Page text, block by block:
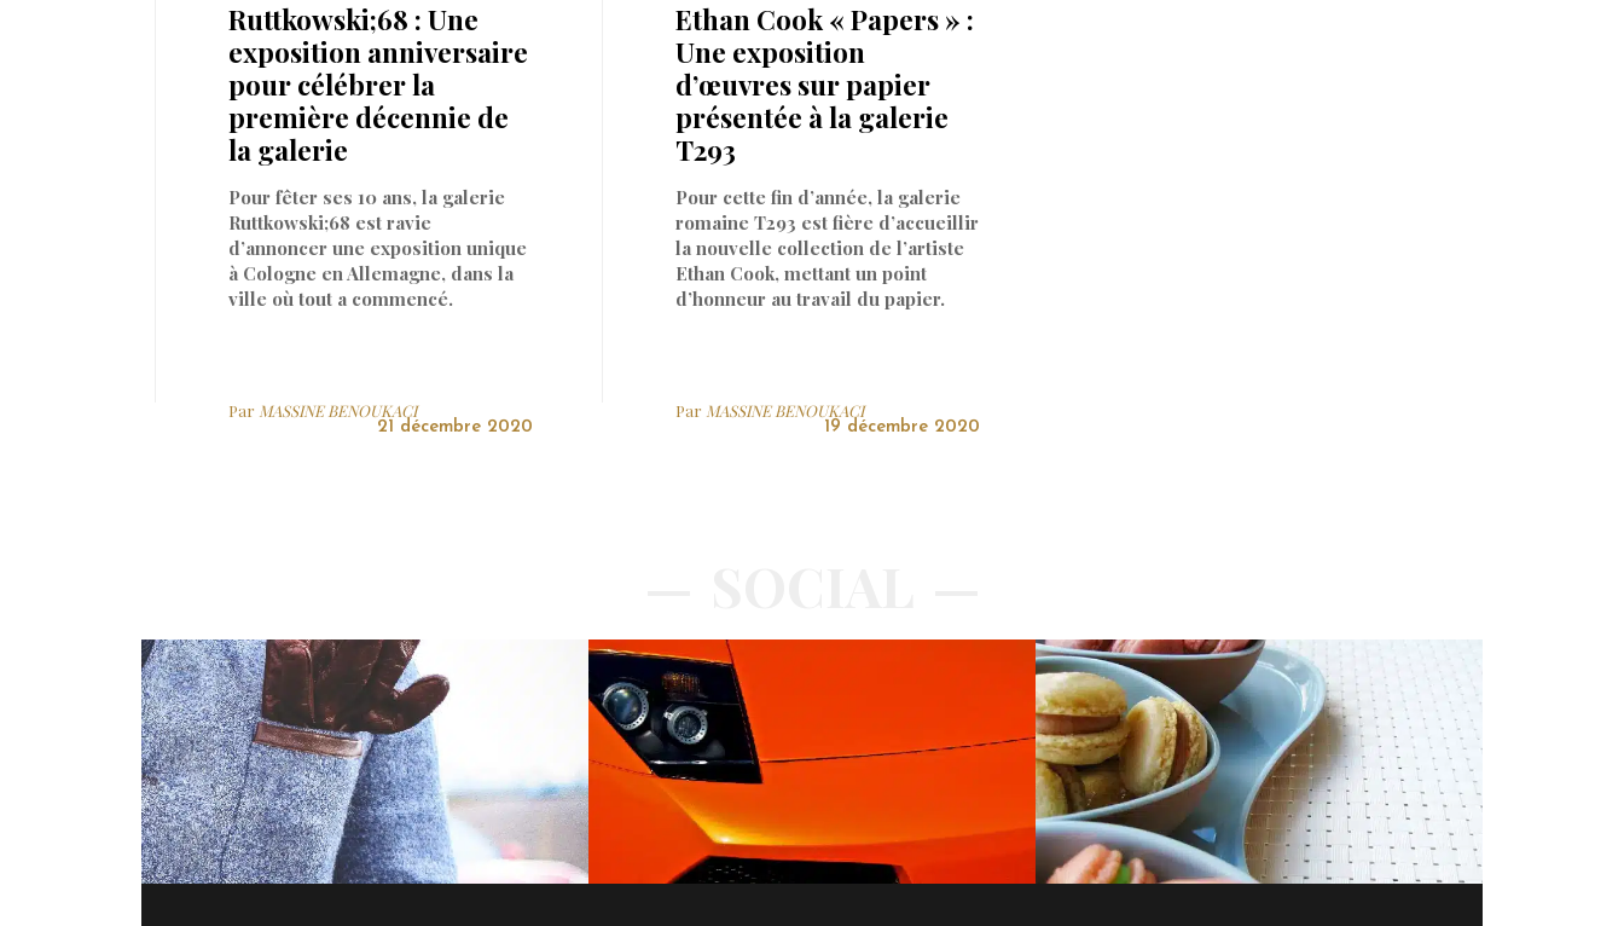
Ruttkowski;68 : Une
exposition anniversaire
pour célébrer la
première décennie de
la galerie
Pour fêter ses 10 ans, la galerie
Ruttkowski;68 est ravie
d’annoncer une exposition unique
à Cologne en Allemagne, dans la
ville où tout a commencé.
ParMASSINE BENOUKACI
21 décembre 2020
Ethan Cook « Papers » :
Une exposition
d’œuvres sur papier
présentée à la galerie
T293
Pour cette fin d’année, la galerie
romaine T293 est fière d’accueillir
la nouvelle collection de l’artiste
Ethan Cook, mettant un point
d’honneur au travail du papier.
ParMASSINE BENOUKACI
19 décembre 2020